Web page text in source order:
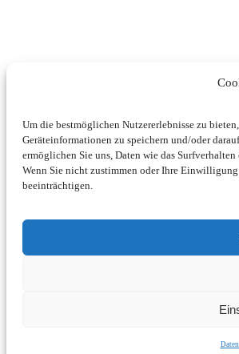
Um die bestmöglichen Nutzererlebnisse zu
Geräteinformationen zu speichern und/oder
ermöglichen Sie uns, Daten wie das
Wenn Sie nicht zustimmen oder Ihre
beeinträchtigen.